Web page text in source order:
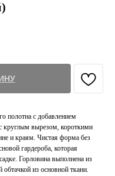
полотна с добавлением
круглым вырезом, короткими
и краям. Чистая форма без
гардероба, которая
Горловина выполнена из
из основной ткани.